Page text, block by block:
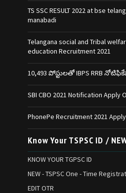
TS SSC RESULT 2022 at bse
manabadi
Telangana social and Tribal
education Recruitment 2021
10,493 పోస్టులతో IBPS RRB
SBI CBO 2021 Notification Apply
PhonePe Recruitment 2021
Know Your TSPSC ID /
KNOW YOUR TGPSC ID
NEW - TSPSC One - Time
EDIT OTR